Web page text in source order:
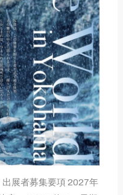
者
募
集
要
項
出展者募集要項 2027年